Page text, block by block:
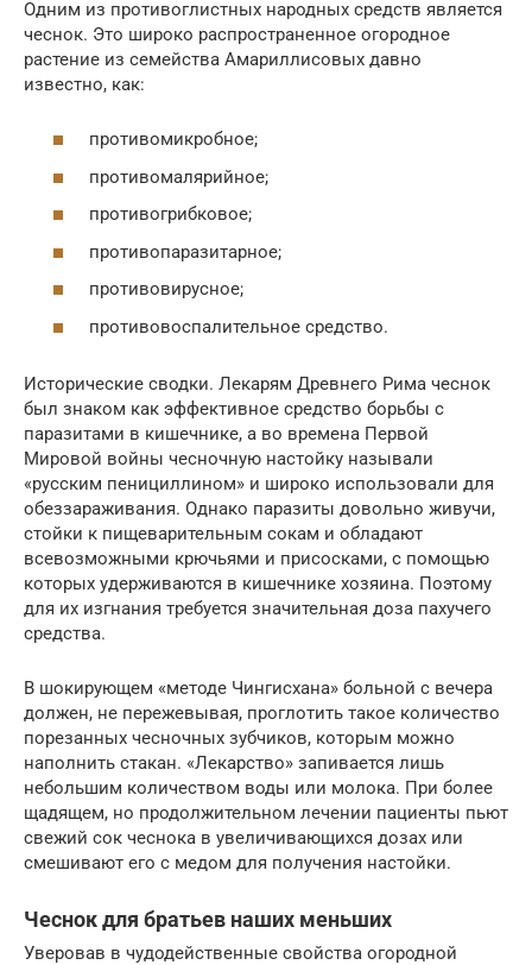
Одним из противоглистных народных средств является
чеснок. Это широко распространенное огородное
растение из семейства Амариллисовых давно
известно, как:
противомикробное;
противомалярийное;
противогрибковое;
противопаразитарное;
противовирусное;
противовоспалительное средство.
Исторические сводки. Лекарям Древнего Рима чеснок
был знаком как эффективное средство борьбы с
паразитами в кишечнике, а во времена Первой
Мировой войны чесночную настойку называли
«русским пенициллином» и широко использовали для
обеззараживания. Однако паразиты довольно живучи,
стойки к пищеварительным сокам и обладают
всевозможными крючьями и присосками, с помощью
которых удерживаются в кишечнике хозяина. Поэтому
для их изгнания требуется значительная доза пахучего
средства.
В шокирующем «методе Чингисхана» больной с вечера
должен, не пережевывая, проглотить такое количество
порезанных чесночных зубчиков, которым можно
наполнить стакан. «Лекарство» запивается лишь
небольшим количеством воды или молока. При более
щадящем, но продолжительном лечении пациенты пьют
свежий сок чеснока в увеличивающихся дозах или
смешивают его с медом для получения настойки.
Чеснок для братьев наших меньших
Уверовав в чудодейственные свойства огородной